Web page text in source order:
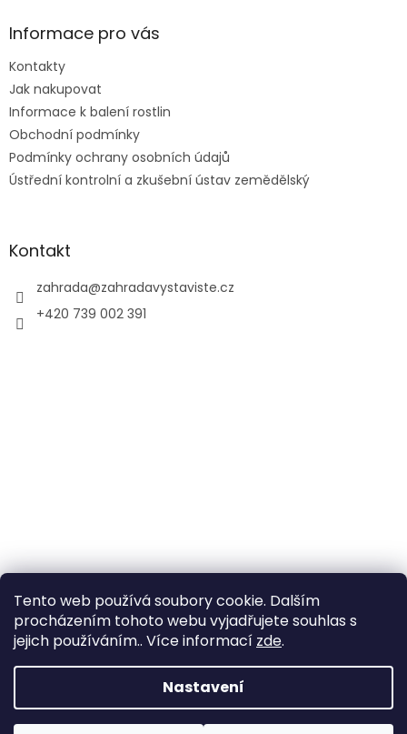
Tento web používá soubory cookie. Dalším
procházením tohoto webu vyjadřujete souhlas s
jejich používáním.. Více informací zde.
Nastavení
aInformace pro vás
Kontakty
Jak nakupovat
Informace k balení rostlin
Obchodní podmínky
Podmínky ochrany osobních údajů
Ústřední kontrolní a zkušební ústav zemědělský
Kontakt
zahrada@zahradavystaviste.cz
+420 739 002 391
Copyright 2026Zahrada Výstaviště. Všechna práva